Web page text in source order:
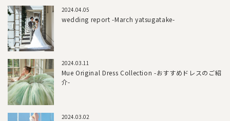
2024.04.05
wedding report -March yatsugatake-
2024.03.11
Mue Original Dress Collection -おすすめドレスのご紹
介-
2024.03.02